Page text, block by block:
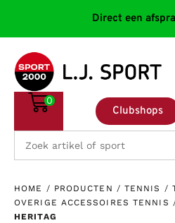
Direct een
Clubshops
0
HOME / PRODUCTEN / TENNIS /
OVERIGE ACCESSOIRES TENNIS
HERITAG